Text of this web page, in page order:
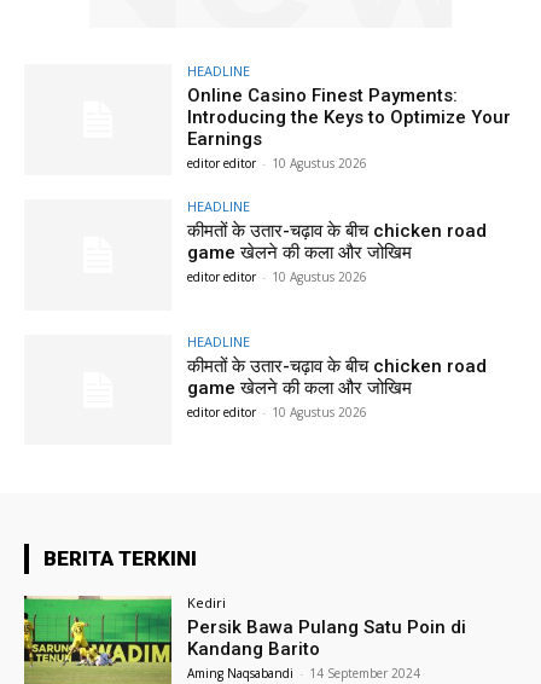
HEADLINE
Online Casino Finest Payments:
Introducing the Keys to Optimize Your
Earnings
editor editor - 10 Agustus 2026
HEADLINE
कीमतों के उतार-चढ़ाव के बीच chicken road
game खेलने की कला और जोखिम
editor editor - 10 Agustus 2026
HEADLINE
कीमतों के उतार-चढ़ाव के बीच chicken road
game खेलने की कला और जोखिम
editor editor - 10 Agustus 2026
BERITA TERKINI
Kediri
Persik Bawa Pulang Satu Poin di
Kandang Barito
Aming Naqsabandi - 14 September 2024